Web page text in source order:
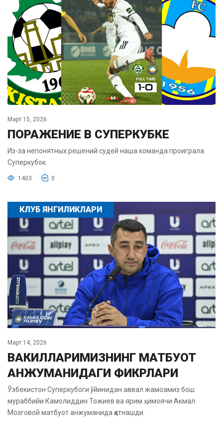
Март 15, 2026
ПОРАЖЕНИЕ В СУПЕРКУБКЕ
Из-за непонятных решений судей наша команда проиграла
Суперкубок.
1403 0
КЛУБ ЯНГИЛИКЛАРИ
Март 14, 2026
ВАКИЛЛАРИМИЗНИНГ МАТБУОТ
АНЖУМАНИДАГИ ФИКРЛАРИ
Ўзбекистон Суперкубоги ўйинидан аввал жамоамиз бош
мураббийи Камолиддин Тожиев ва ярим ҳимоячи Акмал
Мозговой матбуот анжуманида қатнашди.